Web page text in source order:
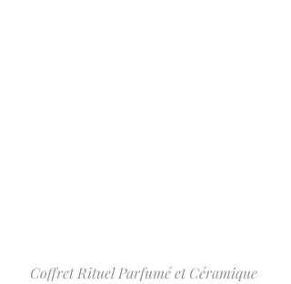
Coffret Rituel Parfumé et Céramique